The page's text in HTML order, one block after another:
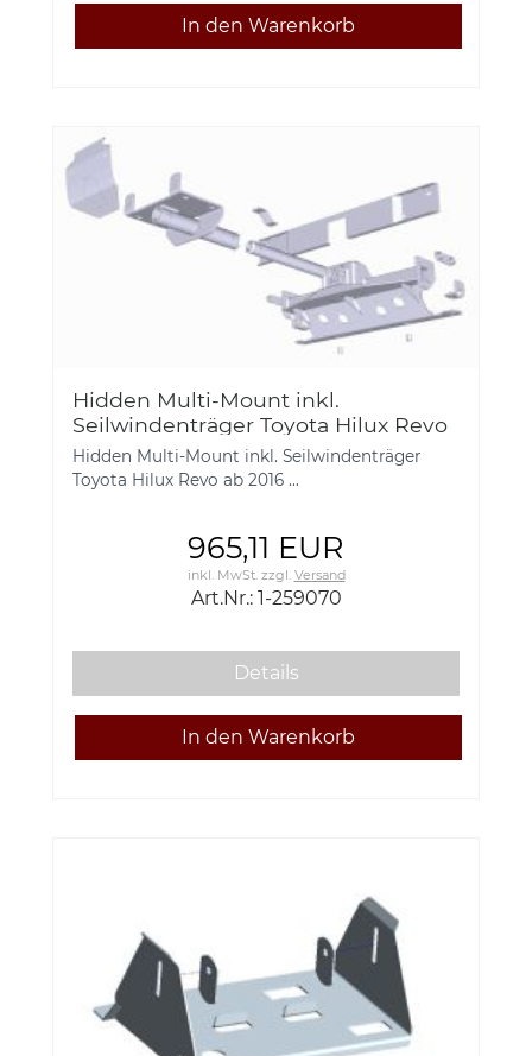
Hidden Multi-Mount inkl.
Seilwindenträger Toyota Hilux Revo
ab 2016, 1-259070
Hidden Multi-Mount inkl. Seilwindenträger
Toyota Hilux Revo ab 2016 ...
965,11 EUR
inkl. MwSt.zzgl. Versand
Art.Nr.: 1-259070
Details